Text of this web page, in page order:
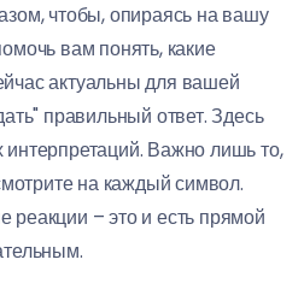
чтобы, опираясь на вашу
вам понять, какие
актуальны для вашей
правильный ответ. Здесь
Важно лишь то,
на каждый символ.
– это и есть прямой